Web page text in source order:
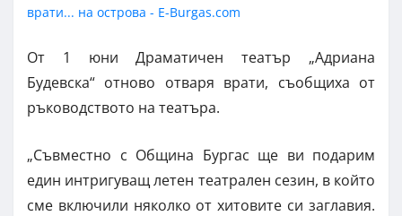
От 1 юни Драматичен театър „Адриана
Будевска“ отново отваря врати, съобщиха от
ръководството на театъра.
„Съвместно с Община Бургас ще ви подарим
един интригуващ летен театрален сезин, в който
сме включили няколко от хитовите си заглавия.